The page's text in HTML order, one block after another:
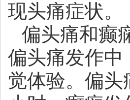
现头痛症状。
偏头痛和癫
偏头痛发作中
觉体验。偏